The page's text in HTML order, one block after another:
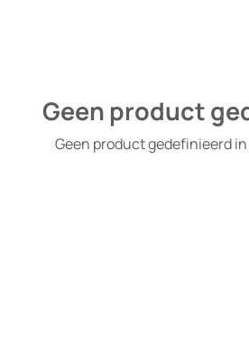
Geen product
Geen product gedefinieerd